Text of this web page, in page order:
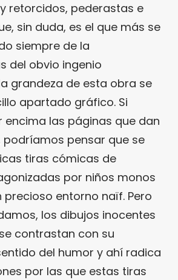
retorcidos, pederastas e
sin duda, es el que más se
siempre de la
del obvio ingenio
grandeza de esta obra se
apartado gráfico. Si
encima las páginas que dan
pensar que se
tiras cómicas de
por niños monos
precioso entorno naïf. Pero
los dibujos inocentes
se contrastan con su
del humor y ahí radica
por las que estas tiras